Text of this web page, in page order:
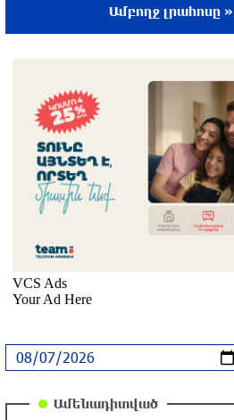
Հնդկաստանի և
իրավիճակը
Մալաթիա-Սեբաստիա
շրջանում արմատից
ծառն է տապալվել
նավագնացության
Քոսակյանը
Արարատի գագաթը
Ամբողջ լրահոսը »
Ամենադիտված